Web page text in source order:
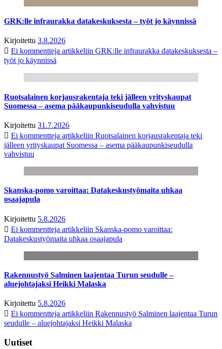
GRK:lle infraurakka datakeskuksesta – työt jo käynnissä
Kirjoitettu 3.8.2026
Ei kommentteja artikkeliin GRK:lle infraurakka datakeskuksesta –
työt jo käynnissä
Ruotsalainen korjausrakentaja teki jälleen yrityskaupat
Suomessa – asema pääkaupunkiseudulla vahvistuu
Kirjoitettu 31.7.2026
Ei kommentteja artikkeliin Ruotsalainen korjausrakentaja teki
jälleen yrityskaupat Suomessa – asema pääkaupunkiseudulla
vahvistuu
Skanska-pomo varoittaa: Datakeskustyömaita uhkaa
osaajapula
Kirjoitettu 5.8.2026
Ei kommentteja artikkeliin Skanska-pomo varoittaa:
Datakeskustyömaita uhkaa osaajapula
Rakennustyö Salminen laajentaa Turun seudulle –
aluejohtajaksi Heikki Malaska
Kirjoitettu 5.8.2026
Ei kommentteja artikkeliin Rakennustyö Salminen laajentaa Turun
seudulle – aluejohtajaksi Heikki Malaska
Uutiset